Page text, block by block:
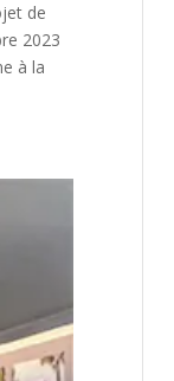
de
2023
à la